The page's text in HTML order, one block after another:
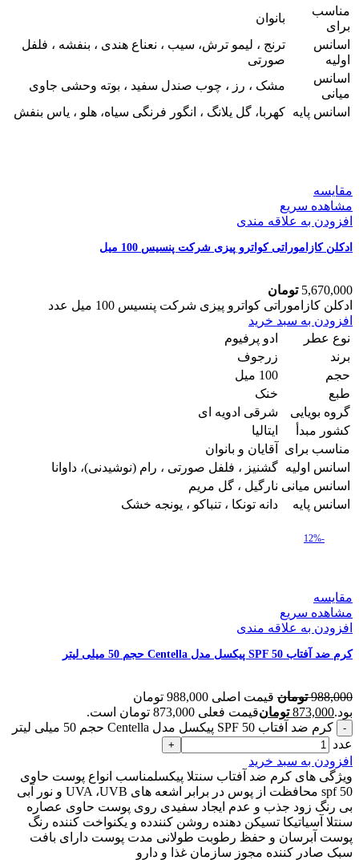
مناسب
برای
بانوان
اسانس
اولیه
ترنج ، لیمو ترش، سیب ، نعناع هندی ، بنفشه ، فلفل
صورتی
اسانس
میانی
مشک ، رز ، چوب صندل سفید ، بوته وحشی جاوی
اسانس پایه کهربا، گل یلانگ ، انگور فرنگی سیاه، هلو ، یاس بنفش
مقایسه
مشاهده سریع
افزودن به علاقه مندی
ادکلن کازاموراتی کواترو پیزی شرکت پنسیس 100 میل
5,670,000 تومان
ادکلن کازاموراتی کواترو پیزی شرکت پنسیس 100 میل عدد
افزودن به سبد خرید
نوع عطر
ادو پرفیوم
برند
زرجوف
حجم
100 میل
طبع
خنک
گروه بویایی
شرقی ادویه ای
کشور مبدأ
ایتالیا
مناسب برای
آقایان و بانوان
اسانس اولیه گشنیز ، فلفل صورتی ، رام (نوشیدنی)، داوانا
اسانس میانی نارگیل ، گل مریم
اسانس پایه
دانه تونکا ، تنباکو ، یونجه خشک
-12%
مقایسه
مشاهده سریع
افزودن به علاقه مندی
کرم ضد آفتاب SPF 50 پیکسل مدل Centella حجم 50 میلی لیتر
988,000 تومان
قیمت اصلی 988,000 تومان
بود.873,000 تومانقیمت فعلی 873,000 تومان است.
کرم ضد آفتاب SPF 50 پیکسل مدل Centella حجم 50 میلی لیتر
عدد
افزودن به سبد خرید
ویژگی های کرم ضد آفتاب سنتلا پیکسلمناسب انواع پوست حاوی
spf 50 محافظت از پوس در برابر اشعه های UVA ،UVB و نور آبی
بی رنگ زود جذب و عدم ایجاد سفیدی روی پوست حاوی عصاره
سنتلا آسیاتیکا تسیکن دهنده روشن کنندده و یکنواخت کننده رنگ
پوست آبرسان و حفظ رطوبت طولانی مدت پوست دارای بافت
سبک صادر کننده مجوز سازمان غذا و دارو